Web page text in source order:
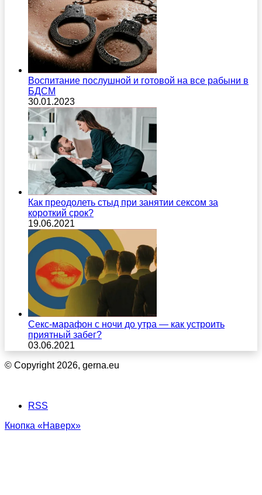
Воспитание послушной и готовой на все рабыни в
БДСМ
30.01.2023
Как преодолеть стыд при занятии сексом за
короткий срок?
19.06.2021
Секс-марафон с ночи до утра — как устроить
приятный забег?
03.06.2021
© Copyright 2026, gerna.eu
RSS
Кнопка «Наверх»